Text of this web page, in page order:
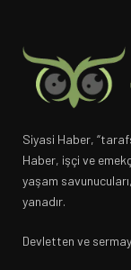
Siyasi Haber,
Haber, işçi ve
yaşam
yanadır.
Devletten ve